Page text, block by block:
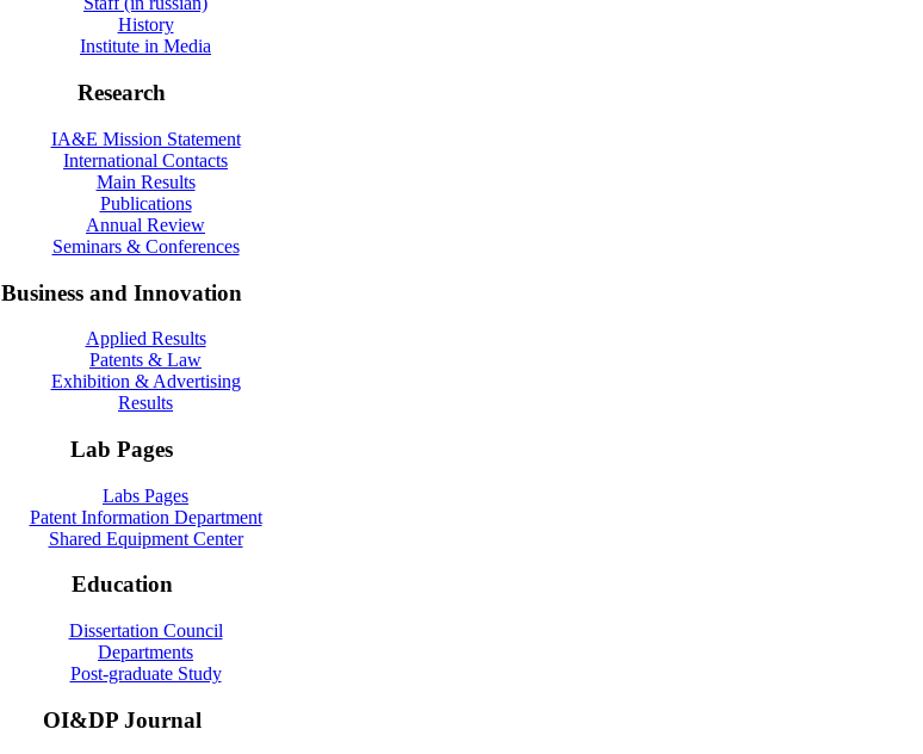
History
Institute in Media
Research
IA&E Mission Statement
International Contacts
Main Results
Publications
Annual Review
Seminars & Conferences
Business and Innovation
Applied Results
Patents & Law
Exhibition & Advertising
Results
Lab Pages
Labs Pages
Patent Information Department
Shared Equipment Center
Education
Dissertation Council
Departments
Post-graduate Study
OI&DP Journal